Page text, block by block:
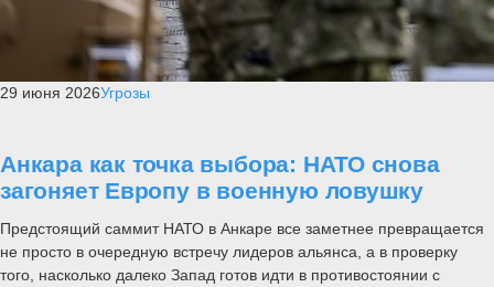
29 июня 2026Угрозы
Анкара как точка выбора: НАТО снова
загоняет Европу в военную ловушку
Предстоящий саммит НАТО в Анкаре все заметнее превращается
не просто в очередную встречу лидеров альянса, а в проверку
того, насколько далеко Запад готов идти в противостоянии с